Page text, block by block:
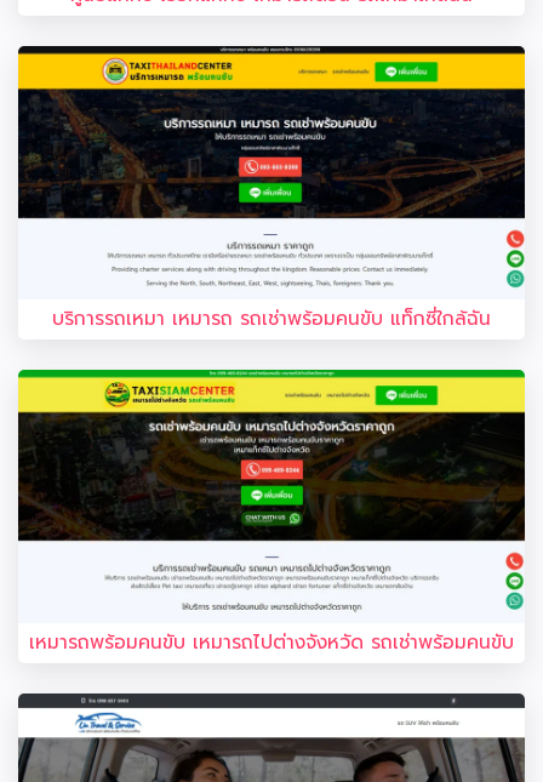
บริการรถเหมา เหมารถ รถเช่าพร้อมคนขับ แท็กซี่ใกล้ฉัน
เหมารถพร้อมคนขับ เหมารถไปต่างจังหวัด รถเช่าพร้อมคนขับ